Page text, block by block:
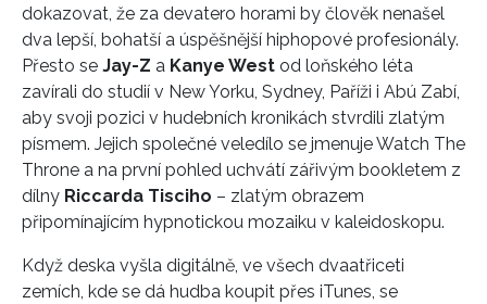
dokazovat, že za devatero horami by člověk nenašel
dva lepší, bohatší a úspěšnější hiphopové profesionály.
Přesto se Jay-Z a Kanye West od loňského léta
zavírali do studií v New Yorku, Sydney, Paříži i Abú Zabí,
aby svoji pozici v hudebních kronikách stvrdili zlatým
písmem. Jejich společné veledílo se jmenuje Watch The
Throne a na první pohled uchvátí zářivým bookletem z
dílny Riccarda Tisciho – zlatým obrazem
připomínajícím hypnotickou mozaiku v kaleidoskopu.
Když deska vyšla digitálně, ve všech dvaatřiceti
zemích, kde se dá hudba koupit přes iTunes, se